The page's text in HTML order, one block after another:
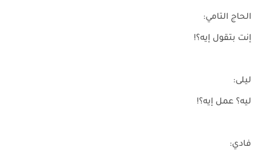
الحاج التامي:
إنت بتقول إيه؟!
ليلى:
ليه؟ عمل إيه؟!
فادي: